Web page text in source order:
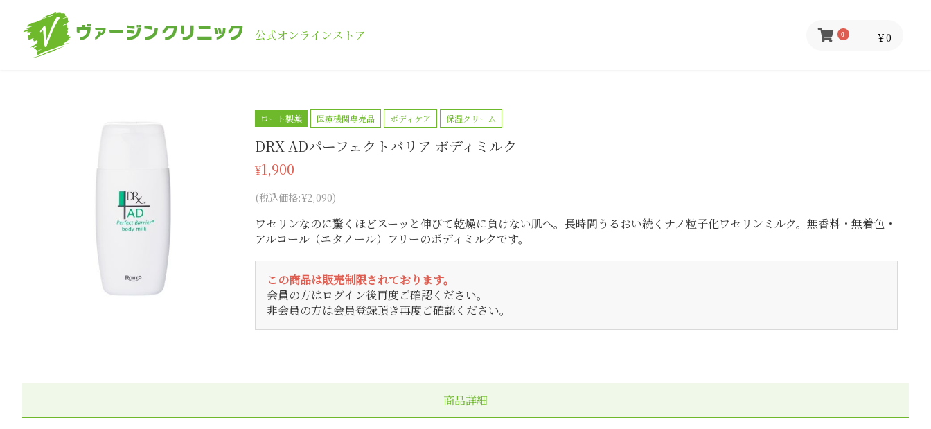
公式オンラインストア 0 ￥0
ロート製薬 医療機関専売品 ボディケア 保湿クリーム
DRX ADパーフェクトバリア ボディミルク
¥1,900
(税込価格:¥2,090)
ワセリンなのに驚くほどスーッと伸びて乾燥に負けない肌へ。長時間うるおい続くナノ粒子化ワセリンミルク。無香料・無着色・
アルコール（エタノール）フリーのボディミルクです。
この商品は販売制限されております。
会員の方はログイン後再度ご確認ください。
非会員の方は会員登録頂き再度ご確認ください。
商品詳細